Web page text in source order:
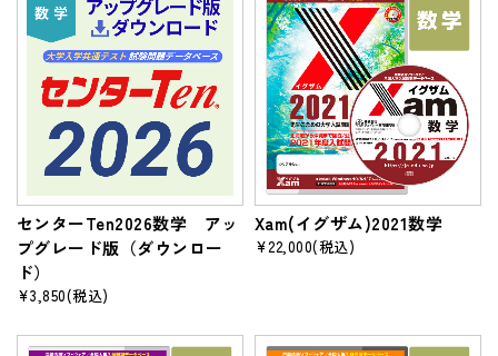
センターTen2026数学 アッ
プグレード版（ダウンロー
ド）
¥3,850(税込)
Xam(イグザム)2021数学
¥22,000(税込)